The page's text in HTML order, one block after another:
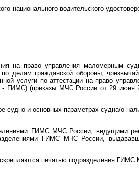
национального водительского
на право управления маломерным
делам гражданской обороны,
услуги по аттестации на право
- ГИМС) (приказы МЧС России от 29 июня
судно и основных параметрах судна/о
ГИМС МЧС России, ведущими
ГИМС МЧС России,
печатью подразделения